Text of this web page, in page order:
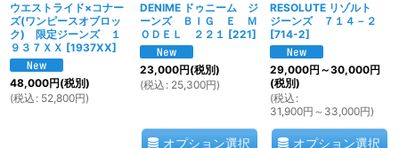
ウエストライド×コナー
ズ(ワンピースオブロッ
ク) 限定ジーンズ １
９３７ＸＸ [1937XX]
48,000円(税別)
(税込 : 52,800円)
DENIME ドゥニーム ジ
ーンズ ＢＩＧ Ｅ Ｍ
ＯＤＥＬ ２２１ [221]
23,000円(税別)
(税込 : 25,300円)
オプション選択
RESOLUTE リゾルト
ジーンズ ７１４－２
[714-2]
29,000円 ～30,000円
(税別)
(税込 :
31,900円 ～33,000円)
オプション選択